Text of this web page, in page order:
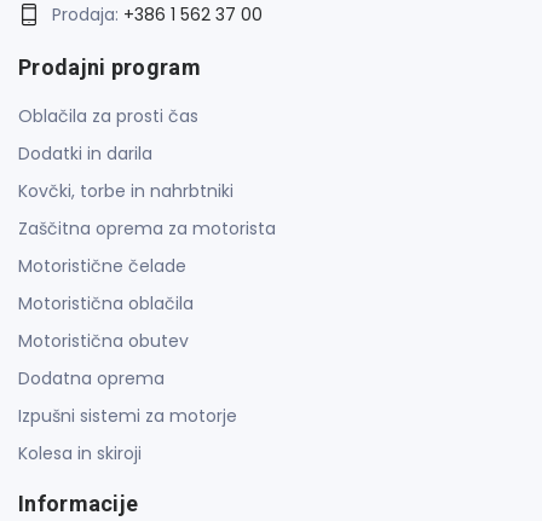
Prodaja: +386 1 562 37 00
Prodajni program
Oblačila za prosti čas
Dodatki in darila
Kovčki, torbe in nahrbtniki
Zaščitna oprema za motorista
Motoristične čelade
Motoristična oblačila
Motoristična obutev
Dodatna oprema
Izpušni sistemi za motorje
Kolesa in skiroji
Informacije